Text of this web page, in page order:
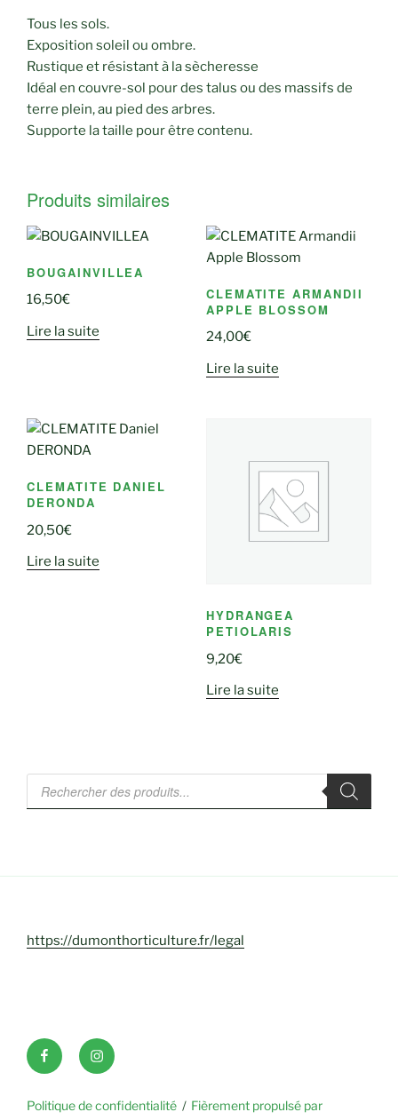
Tous les sols.
Exposition soleil ou ombre.
Rustique et résistant à la sècheresse
Idéal en couvre-sol pour des talus ou des massifs de
terre plein, au pied des arbres.
Supporte la taille pour être contenu.
Produits similaires
BOUGAINVILLEA
16,50€
Lire la suite
CLEMATITE ARMANDII
APPLE BLOSSOM
24,00€
Lire la suite
CLEMATITE DANIEL
DERONDA
20,50€
Lire la suite
HYDRANGEA
PETIOLARIS
9,20€
Lire la suite
Recherche
produits
https://dumonthorticulture.fr/legal
FacebookINSTAGRAM
Politique de confidentialité
Fièrement propulsé par